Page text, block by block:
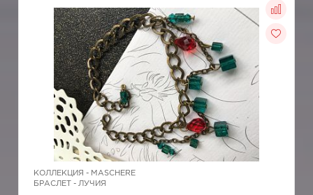
КОЛЛЕКЦИЯ - MASCHERE
БРАСЛЕТ - ЛУЧИЯ